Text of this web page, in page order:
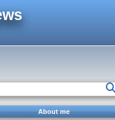
About me